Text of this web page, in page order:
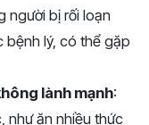
người bị rối loạn
bệnh lý, có thể gặp
lành mạnh:
như ăn nhiều thức